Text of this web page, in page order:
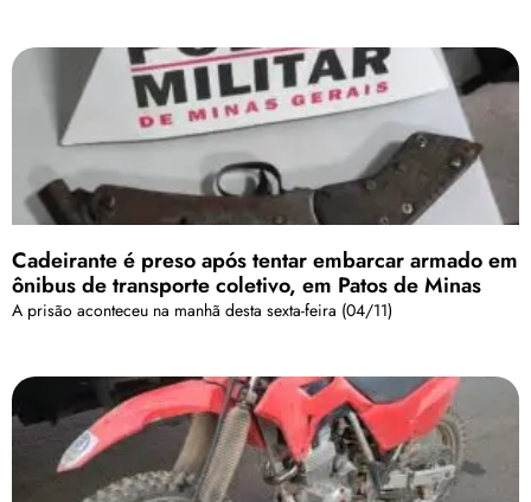
Cadeirante é preso após tentar embarcar armado em
ônibus de transporte coletivo, em Patos de Minas
A prisão aconteceu na manhã desta sexta-feira (04/11)